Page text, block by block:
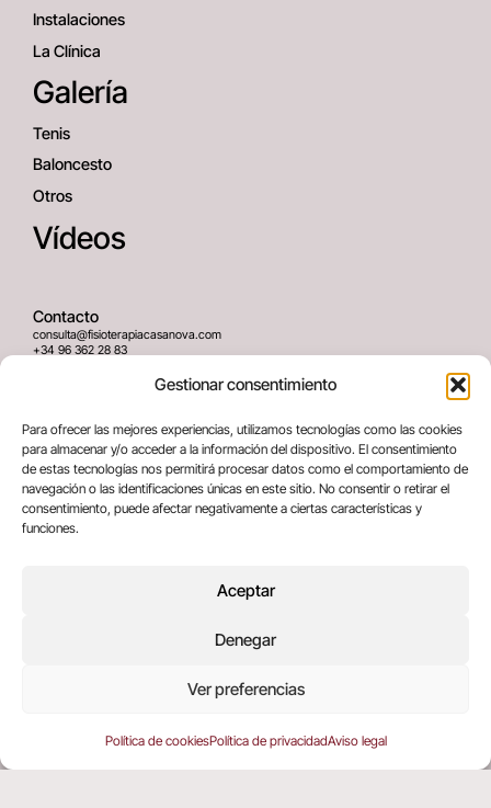
Gestionar consentimiento
Para ofrecer las mejores experiencias, utilizamos tecnologías como las cookies
para almacenar y/o acceder a la información del dispositivo. El consentimiento
de estas tecnologías nos permitirá procesar datos como el comportamiento de
navegación o las identificaciones únicas en este sitio. No consentir o retirar el
consentimiento, puede afectar negativamente a ciertas características y
funciones.
Aceptar
Denegar
Ver preferencias
Política de cookiesPolítica de privacidadAviso legal
Instalaciones
La Clínica
Galería
Tenis
Baloncesto
Otros
Vídeos
Contacto
consulta@fisioterapiacasanova.com
+34 96 362 28 83
Dirección
C/ Greses Nº12 (Bajo) 46020
Valencia, España
Términos legales